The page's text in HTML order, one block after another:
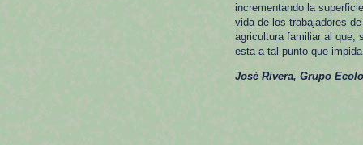
incrementando la
vida de los trabajadores
agricultura familiar al que,
esta a tal punto que
José Rivera, Grupo